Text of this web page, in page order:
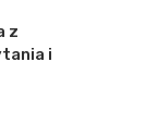
z
i